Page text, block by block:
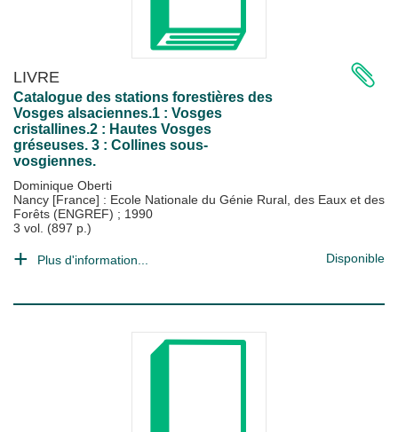
LIVRE
Catalogue des stations forestières des
Vosges alsaciennes.1 : Vosges
cristallines.2 : Hautes Vosges
gréseuses. 3 : Collines sous-
vosgiennes.
Dominique Oberti
Nancy [France] : Ecole Nationale du Génie Rural, des Eaux et des
Forêts (ENGREF) ; 1990
3 vol. (897 p.)
Plus d'information... Disponible